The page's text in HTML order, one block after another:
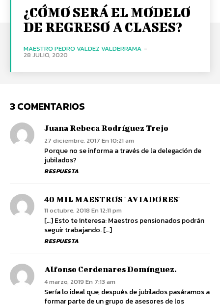
¿CÓMO SERÁ EL MODELO
DE REGRESO A CLASES?
MAESTRO PEDRO VALDEZ VALDERRAMA -
28 JULIO, 2020
3 COMENTARIOS
Juana Rebeca Rodríguez Trejo
27 diciembre, 2017 En 10:21 am
Porque no se informa a través de la delegación de
jubilados?
RESPUESTA
40 MIL MAESTROS "AVIADORES"
11 octubre, 2018 En 12:11 pm
[…] Esto te interesa: Maestros pensionados podrán
seguir trabajando. […]
RESPUESTA
Alfonso Cerdenares Domínguez.
4 marzo, 2019 En 7:13 am
Sería lo ideal que, después de jubilados pasáramos a
formar parte de un grupo de asesores de los